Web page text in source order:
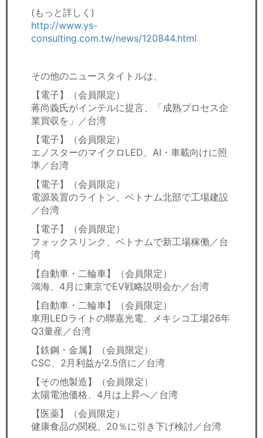
(もっと詳しく)
http://www.ys-
consulting.com.tw/news/120844.html
その他のニュースタイトルは、
【電子】（会員限定）
蒋尚義氏がインテルに提言、「成熟プロセス企
業買収を」／台湾
【電子】（会員限定）
エノスターのマイクロLED、AI・車載向けに照
準／台湾
【電子】（会員限定）
電源装置のライトン、ベトナム北部で工場建設
／台湾
【電子】（会員限定）
フォックスリンク、ベトナムで新工場稼働／台
湾
【自動車・二輪車】（会員限定）
鴻海、4月に東京でEV戦略説明会か／台湾
【自動車・二輪車】（会員限定）
車用LEDライトの聯嘉光電、メキシコ工場26年
Q3量産／台湾
【鉄鋼・金属】（会員限定）
CSC、2月利益が2.5倍に／台湾
【その他製造】（会員限定）
太陽電池価格、4月は上昇へ／台湾
【医薬】（会員限定）
健康食品の関税、20％に引き下げ検討／台湾